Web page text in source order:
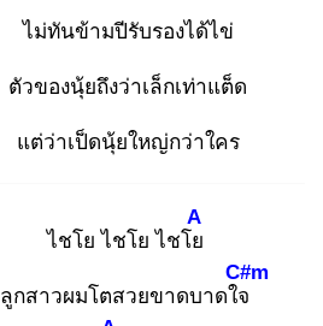
ไม่ทันข้ามปีรับรองได้ไข่
ตัวของนุ้ยถึงว่าเล็กเท่าแต็ด
แต่ว่าเป็ดนุ้ยใหญ่กว่าใคร
ไชโย ไชโย ไชโย
A
ลูกสาวผมโตสวยขาดบาดใจ
C#m